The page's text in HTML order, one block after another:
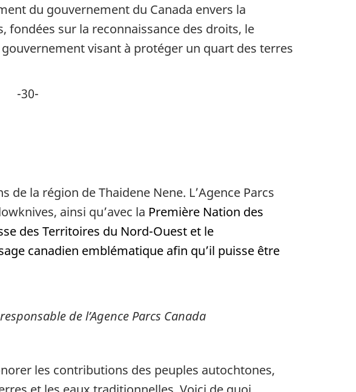
du gouvernement du Canada envers la
fondées sur la reconnaissance des droits, le
visant à protéger un quart des terres
la région de Thaidene Nene. L’Agence Parcs
ainsi qu’avec la Première Nation des
des Territoires du Nord-Ouest et le
canadien emblématique afin qu’il puisse être
de l’Agence Parcs Canada
les contributions des peuples autochtones,